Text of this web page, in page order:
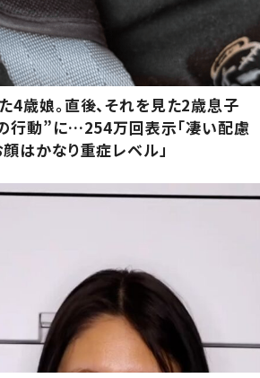
4歳娘。直後、それを見た2歳息子
行動”に…254万回表示「凄い配慮
お顔はかなり重症レベル」